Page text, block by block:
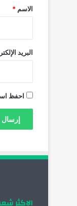
*
الاسم *
البريد
احفظ
الاكثر